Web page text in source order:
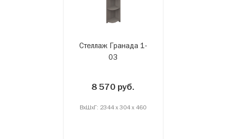
Стеллаж Гранада 1-
03
8 570 руб.
ВxШxГ: 2344 x 304 x 460